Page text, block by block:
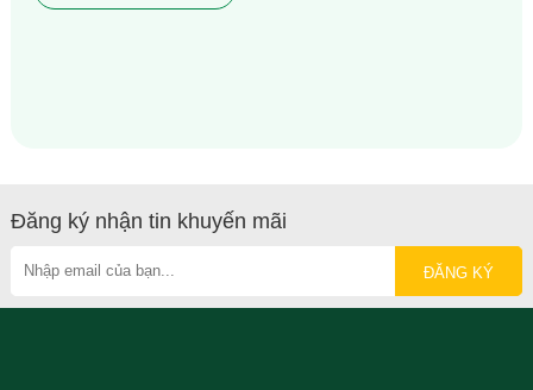
Đăng ký nhận tin khuyến mãi